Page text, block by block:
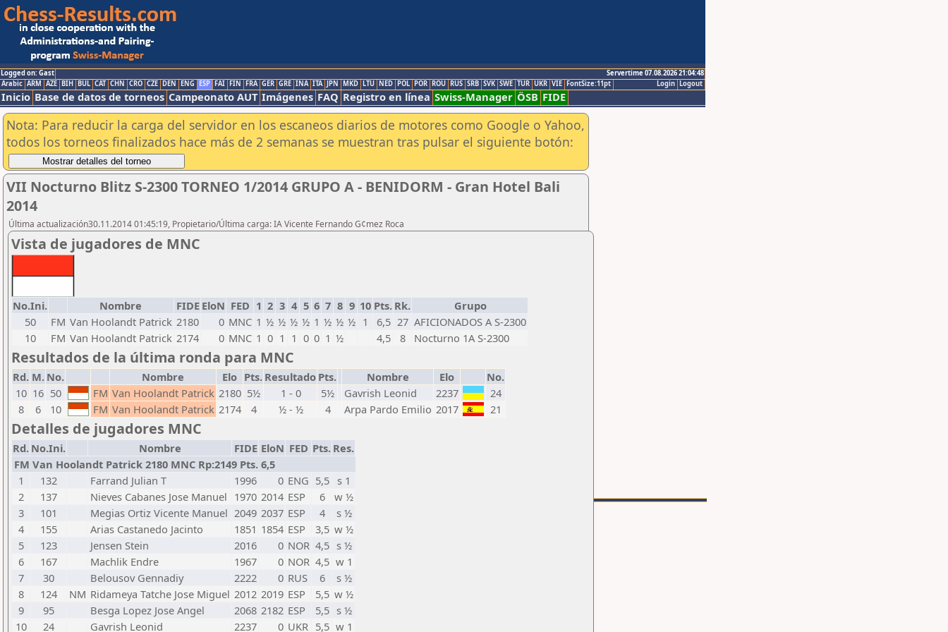
Logged on: Gast
Servertime 07.08.2026 21:04:48
Logout
Login
Arabic ARM AZE BIH BUL CAT CHN CRO CZE DEN ENG ESP FAI FIN FRA GER GRE INA ITA JPN MKD LTU NED POL POR ROU RUS SRB SVK SWE TUR UKR VIE FontSize:11pt
Inicio Base de datos de torneos Campeonato AUT Imágenes FAQ Registro en línea Swiss-Manager ÖSB FIDE
Nota: Para reducir la carga del servidor en los escaneos diarios de motores como Google o Yahoo,
todos los torneos finalizados hace más de 2 semanas se muestran tras pulsar el siguiente botón:
VII Nocturno Blitz S-2300 TORNEO 1/2014 GRUPO A - BENIDORM - Gran Hotel Bali
2014
Última actualización30.11.2014 01:45:19, Propietario/Última carga: IA Vicente Fernando G¢mez Roca
Vista de jugadores de MNC
No.Ini. Nombre FIDE EloN FED 1 2 3 4 5 6 7 8 9 10 Pts. Rk.
Grupo
50
FM Van Hoolandt Patrick 2180 0 MNC 1 ½ ½ ½ ½ 1 ½ ½ ½ 1 6,5 27 AFICIONADOS A S-2300
10
FM Van Hoolandt Patrick 2174 0 MNC 1 0 1 1 0 0 1 ½ 4,5 8 Nocturno 1A S-2300
Resultados de la última ronda para MNC
Rd. M. No. Nombre Elo Pts. Resultado Pts. Nombre Elo
No.
10 16 50 FM Van Hoolandt Patrick 2180 5½ 1 - 0 5½ Gavrish Leonid 2237
24
8
6 10 FM Van Hoolandt Patrick 2174 4 ½ - ½ 4 Arpa Pardo Emilio 2017 21
Detalles de jugadores MNC
Rd. No.Ini. Nombre FIDE EloN FED Pts. Res.
FM Van Hoolandt Patrick 2180 MNC Rp:2149 Pts. 6,5
1
132 Farrand Julian T 1996 0 ENG 5,5
s 1
2
137 Nieves Cabanes Jose Manuel 1970 2014 ESP 6
w ½
3
101 Megias Ortiz Vicente Manuel 2049 2037 ESP 4
s ½
4
155 Arias Castanedo Jacinto 1851 1854 ESP 3,5 w ½
5
123 Jensen Stein 2016 0 NOR 4,5 s ½
6
167 Machlik Endre 1967 0 NOR 4,5 w 1
7
30 Belousov Gennadiy 2222 0 RUS 6
s ½
8
124 NM Ridameya Tatche Jose Miguel 2012 2019 ESP 5,5 w ½
9
95 Besga Lopez Jose Angel 2068 2182 ESP 5,5 s ½
10
24 Gavrish Leonid 2237 0 UKR 5,5 w 1